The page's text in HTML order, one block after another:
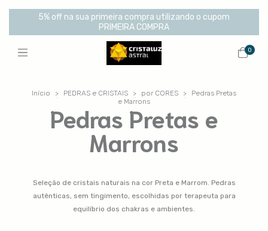
5% off na sua primeira compra utilizando o cupom
PRIMEIRA COMPRA
0
Início > PEDRAS e CRISTAIS > por CORES >
Pedras Pretas
e Marrons
Pedras Pretas e
Marrons
Seleção de cristais naturais na cor Preta e Marrom. Pedras
autênticas, sem tingimento, escolhidas por terapeuta para
equilíbrio dos chakras e ambientes.